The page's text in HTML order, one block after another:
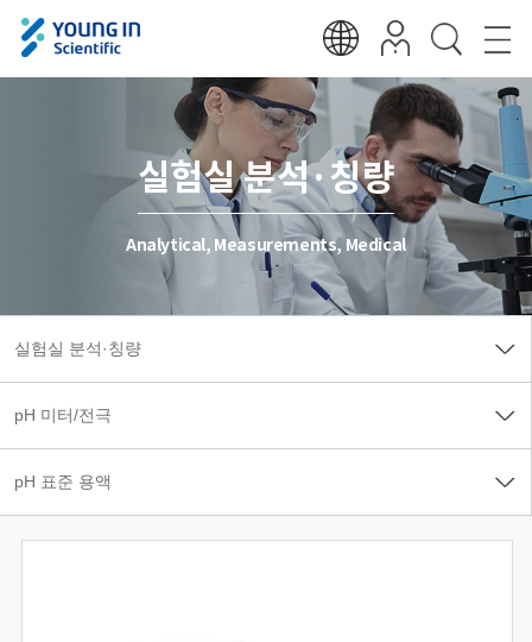
실험실 분석·칭량
Analytical, Measurements, Medical